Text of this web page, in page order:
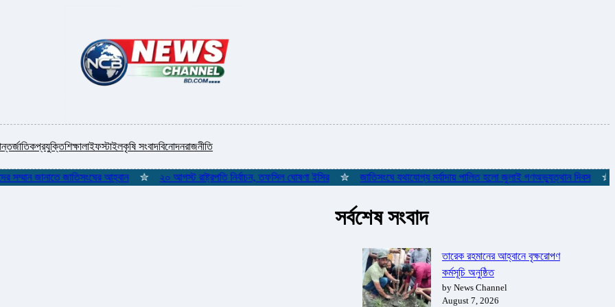
প্রযুক্তিশিক্ষালাইফস্টাইলকৃষি সংবাদবিনোদনরাজনীতি
জানাতে জাতিসংঘের আহ্বান ✮ ২০ আগস্ট রাষ্ট্রপতি নির্বাচন, তফসিল ঘোষণা ইসির ✮ জাতিসংঘে যথাযোগ্য মর্যাদায় পালিত হলো জুলাই গণঅভ্যুত্থান দিবস ✮
সর্বশেষ সংবাদ
তারেক রহমানের আহ্বানে বৃক্ষরোপণ
কর্মসূচি অনুষ্ঠিত
by News Channel
August 7, 2026